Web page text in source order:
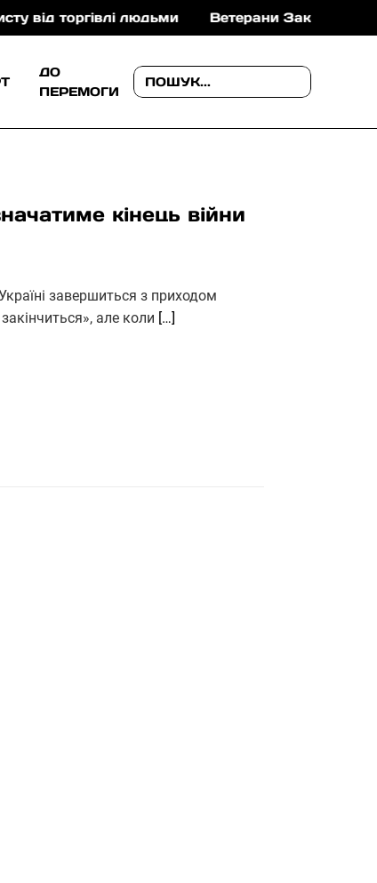
людьми Ветерани Закарпаття можуть
ДО
ПЕРЕМОГИ
кінець війни
завершиться з приходом
але коли […]